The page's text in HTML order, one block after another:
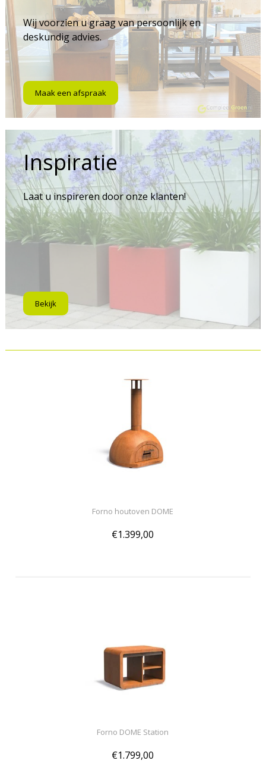
Wij voorzien u graag van persoonlijk en
deskundig advies.
Maak een afspraak
Inspiratie
Laat u inspireren door onze klanten!
Bekijk
Forno houtoven DOME
€1.399,00
Forno DOME Station
€1.799,00